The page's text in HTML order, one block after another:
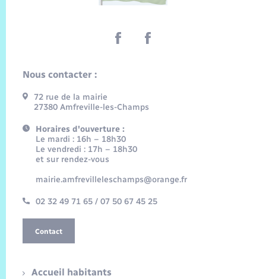
Nous contacter :
72 rue de la mairie
27380 Amfreville-les-Champs
Horaires d'ouverture :
Le mardi : 16h – 18h30
Le vendredi : 17h – 18h30
et sur rendez-vous
mairie.amfrevilleleschamps@orange.fr
02 32 49 71 65 / 07 50 67 45 25
Contact
Accueil habitants